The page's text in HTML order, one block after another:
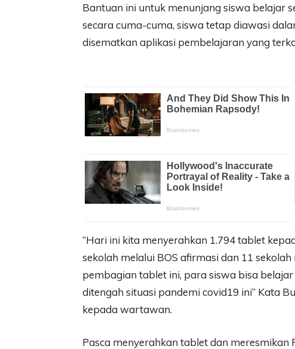
Bantuan ini untuk menunjang siswa belajar
secara cuma-cuma, siswa tetap diawasi
disematkan aplikasi pembelajaran yang
“Hari ini kita menyerahkan 1.794 tablet
sekolah melalui BOS afirmasi dan 11
pembagian tablet ini, para siswa bisa
ditengah situasi pandemi covid19 ini” Kata
kepada wartawan.
Pasca menyerahkan tablet dan meresmikan